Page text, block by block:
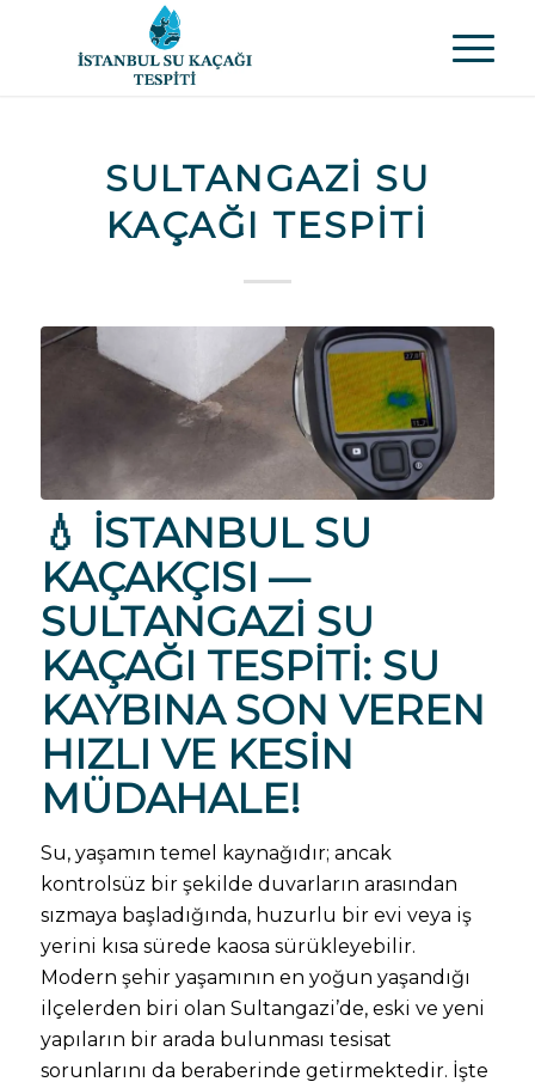
SULTANGAZI SU
KAÇAĞI TESPITI
💧 İSTANBUL SU
KAÇAKÇISI —
SULTANGAZI SU
KAÇAĞI TESPITI: SU
KAYBINA SON VEREN
HIZLI VE KESIN
MÜDAHALE!
Su, yaşamın temel kaynağıdır; ancak
kontrolsüz bir şekilde duvarların arasından
sızmaya başladığında, huzurlu bir evi veya iş
yerini kısa sürede kaosa sürükleyebilir.
Modern şehir yaşamının en yoğun yaşandığı
ilçelerden biri olan Sultangazi’de, eski ve yeni
yapıların bir arada bulunması tesisat
sorunlarını da beraberinde getirmektedir. İşte